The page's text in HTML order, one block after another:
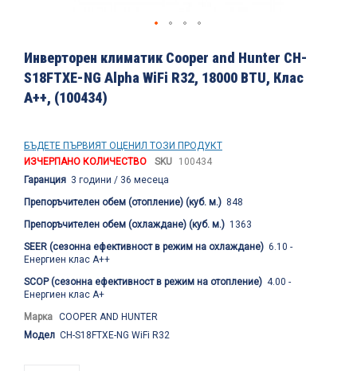
към
началото
на
галерия
Инверторен климатик Cooper and Hunter CH-
S18FTXE-NG Alpha WiFi R32, 18000 BTU, Клас
A++, (100434)
БЪДЕТЕ ПЪРВИЯТ ОЦЕНИЛ ТОЗИ ПРОДУКТ
ИЗЧЕРПАНО КОЛИЧЕСТВО
SKU
100434
Гаранция 3 години / 36 месеца
Препоръчителен обем (отопление) (куб. м.) 848
Препоръчителен обем (охлаждане) (куб. м.) 1363
SEER (сезонна ефективност в режим на охлаждане) 6.10 -
Енергиен клас A++
SCOP (сезонна ефективност в режим на отопление) 4.00 -
Енергиен клас A+
Марка COOPER AND HUNTER
Модел CH-S18FTXE-NG WiFi R32